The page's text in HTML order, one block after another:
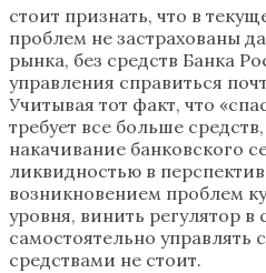
стоит признать, что в
проблем не застрахованы
рынка, без средств Банка
управления справиться
Учитывая тот факт, что
требует все больше
накачивание банковского
ликвидностью в
возникновением проблем
уровня, винить регулятор в
самостоятельно управлять
средствами не стоит.